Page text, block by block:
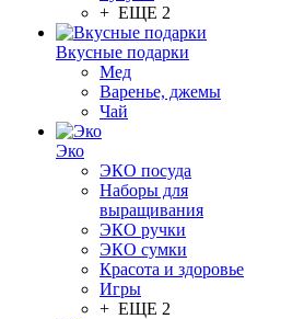
+ ЕЩЕ 2
Вкусные подарки
Мед
Варенье, джемы
Чай
Эко
ЭКО посуда
Наборы для
выращивания
ЭКО ручки
ЭКО сумки
Красота и здоровье
Игры
+ ЕЩЕ 2